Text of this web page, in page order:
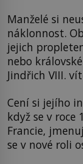
Manželé si
náklonnost.
jejich
nebo
Jindřich VIII.
Cení si jejího
když se v roce
Francie,
se v nové roli